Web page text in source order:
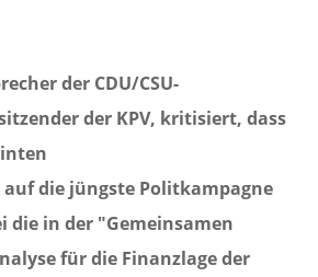
der CDU/CSU-
der KPV, kritisiert, dass
die jüngste Politkampagne
die in der "Gemeinsamen
für die Finanzlage der